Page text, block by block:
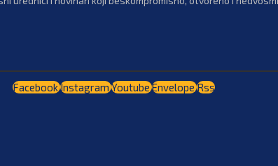
FacebookInstagramYoutubeEnvelopeRss